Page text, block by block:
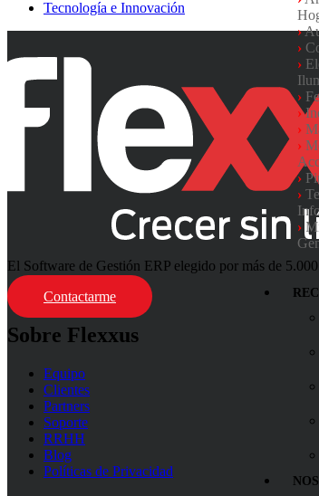
›
›
›
›
›
›
›
›
›
›
Tecnología e Innovación
El Software de Gestión ERP elegido por más de
Contactarme
Sobre Flexxus
Equipo
Clientes
Partners
Soporte
RRHH
Blog
Políticas de Privacidad